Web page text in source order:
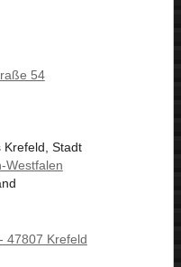
54
Krefeld, Stadt
Westfalen
47807 Krefeld